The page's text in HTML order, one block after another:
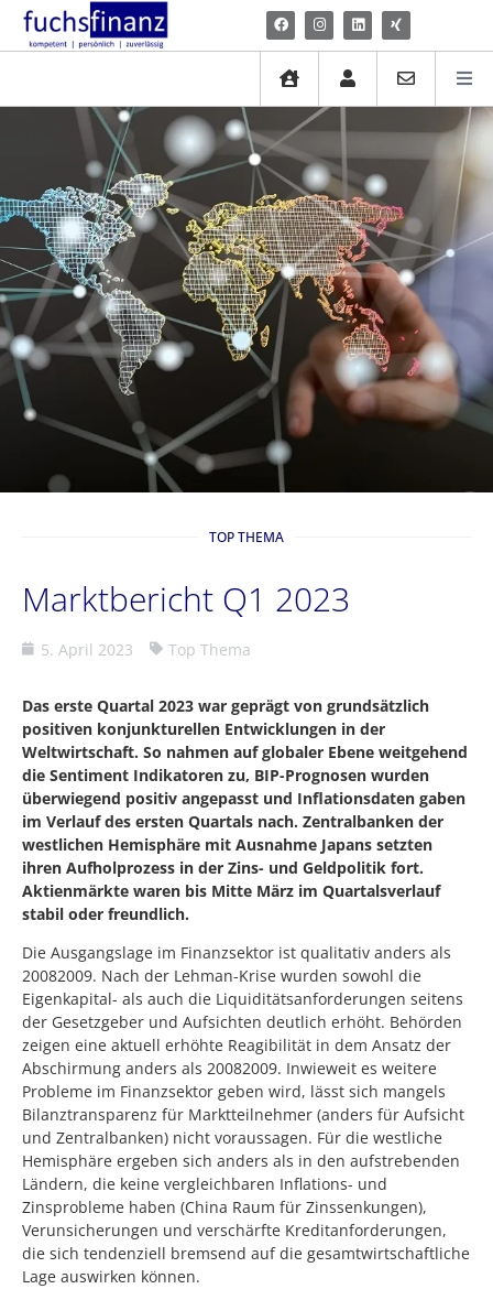
TOP THEMA
Marktbericht Q1 2023
5. April 2023 Top Thema
Das erste Quartal 2023 war geprägt von grundsätzlich
positiven konjunkturellen Entwicklungen in der
Weltwirtschaft. So nahmen auf globaler Ebene weitgehend
die Sentiment Indikatoren zu, BIP-Prognosen wurden
überwiegend positiv angepasst und Inflationsdaten gaben
im Verlauf des ersten Quartals nach. Zentralbanken der
westlichen Hemisphäre mit Ausnahme Japans setzten
ihren Aufholprozess in der Zins- und Geldpolitik fort.
Aktienmärkte waren bis Mitte März im Quartalsverlauf
stabil oder freundlich.
Die Ausgangslage im Finanzsektor ist qualitativ anders als
20082009. Nach der Lehman-Krise wurden sowohl die
Eigenkapital- als auch die Liquiditätsanforderungen seitens
der Gesetzgeber und Aufsichten deutlich erhöht. Behörden
zeigen eine aktuell erhöhte Reagibilität in dem Ansatz der
Abschirmung anders als 20082009. Inwieweit es weitere
Probleme im Finanzsektor geben wird, lässt sich mangels
Bilanztransparenz für Marktteilnehmer (anders für Aufsicht
und Zentralbanken) nicht voraussagen. Für die westliche
Hemisphäre ergeben sich anders als in den aufstrebenden
Ländern, die keine vergleichbaren Inflations- und
Zinsprobleme haben (China Raum für Zinssenkungen),
Verunsicherungen und verschärfte Kreditanforderungen,
die sich tendenziell bremsend auf die gesamtwirtschaftliche
Lage auswirken können.